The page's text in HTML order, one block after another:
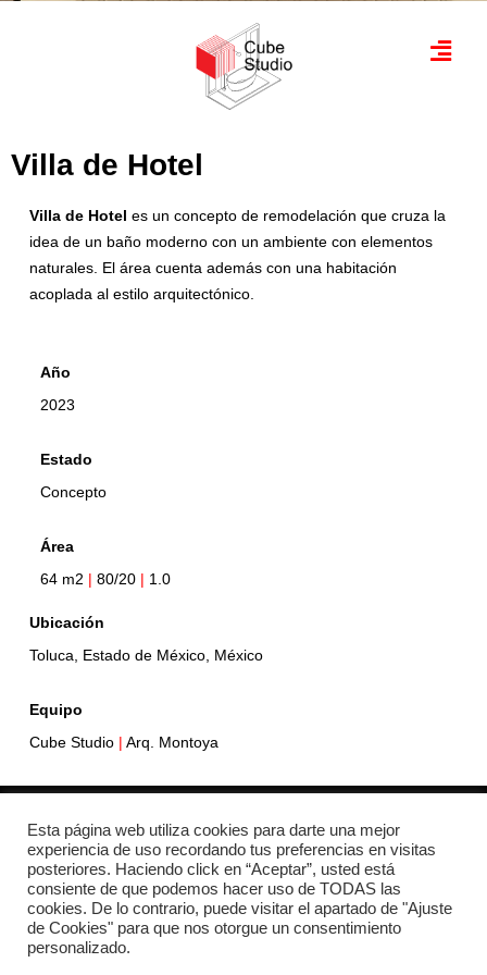
Villa de Hotel
Villa de Hotel es un concepto de remodelación que cruza la
idea de un baño moderno con un ambiente con elementos
naturales. El área cuenta además con una habitación
acoplada al estilo arquitectónico.
Año
2023
Estado
Concepto
Área
64 m2 | 80/20 | 1.0
Ubicación
Toluca, Estado de México, México
Equipo
Cube Studio | Arq. Montoya
+52 1 726 126 4111
info@cubestudio.space
Toluca, México
Esta página web utiliza cookies para darte una mejor
experiencia de uso recordando tus preferencias en visitas
posteriores. Haciendo click en “Aceptar”, usted está
consiente de que podemos hacer uso de TODAS las
cookies. De lo contrario, puede visitar el apartado de "Ajuste
de Cookies" para que nos otorgue un consentimiento
personalizado.